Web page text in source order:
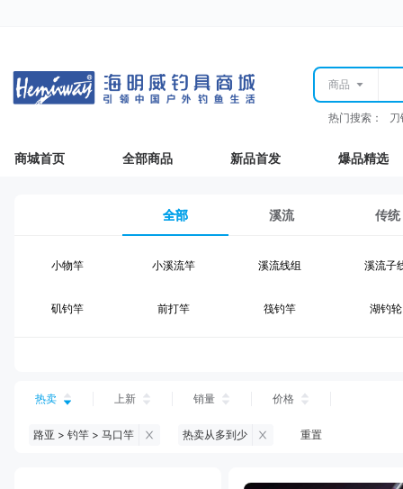
商品
热门搜索：
商城首页 全部商品 新品首发 爆品精选
全部 溪流 传统
小物竿 小溪流竿 溪流线组 溪流子
矶钓竿 前打竿 筏钓竿 湖钓轮
台钓仕挂 台钓钩
钓鱼伞 台钓服饰 台钓装备
黑坑钓灯 黑坑网
热卖 上新 销量 价格
路亚 > 钓竿 > 马口竿 热卖从多到少 重置